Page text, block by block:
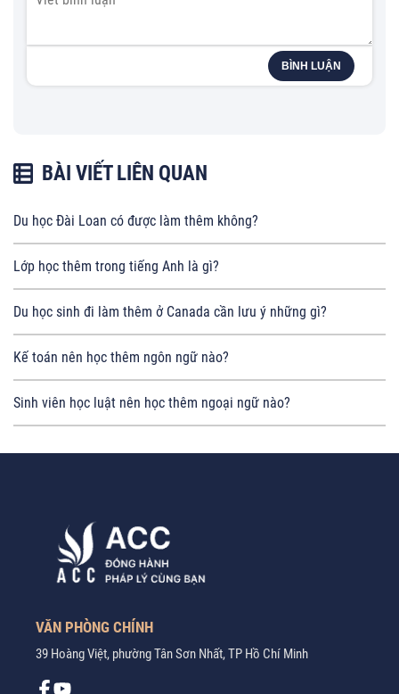
BÌNH LUẬN
BÀI VIẾT LIÊN QUAN
Du học Đài Loan có được làm thêm không?
Lớp học thêm trong tiếng Anh là gì?
Du học sinh đi làm thêm ở Canada cần lưu ý những gì?
Kế toán nên học thêm ngôn ngữ nào?
Sinh viên học luật nên học thêm ngoại ngữ nào?
VĂN PHÒNG CHÍNH
39 Hoàng Việt, phường Tân Sơn Nhất, TP Hồ Chí Minh